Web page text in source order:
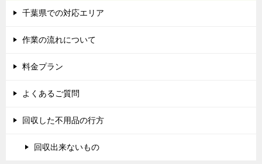
千葉県での対応エリア
作業の流れについて
料金プラン
よくあるご質問
回収した不用品の行方
回収出来ないもの